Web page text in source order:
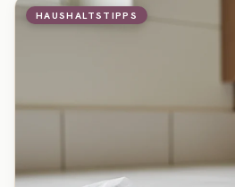
HAUSHALTSTIPPS